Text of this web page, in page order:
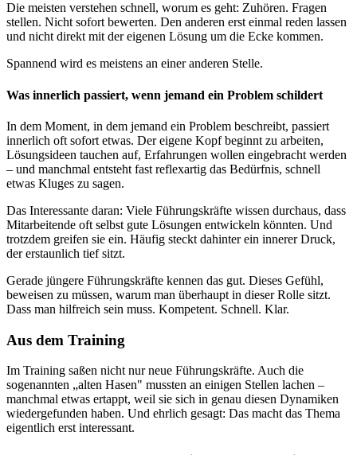
Die meisten verstehen schnell, worum es geht: Zuhören. Fragen
stellen. Nicht sofort bewerten. Den anderen erst einmal reden lassen
und nicht direkt mit der eigenen Lösung um die Ecke kommen.
Spannend wird es meistens an einer anderen Stelle.
Was innerlich passiert, wenn jemand ein Problem schildert
In dem Moment, in dem jemand ein Problem beschreibt, passiert
innerlich oft sofort etwas. Der eigene Kopf beginnt zu arbeiten,
Lösungsideen tauchen auf, Erfahrungen wollen eingebracht werden
– und manchmal entsteht fast reflexartig das Bedürfnis, schnell
etwas Kluges zu sagen.
Das Interessante daran: Viele Führungskräfte wissen durchaus, dass
Mitarbeitende oft selbst gute Lösungen entwickeln könnten. Und
trotzdem greifen sie ein. Häufig steckt dahinter ein innerer Druck,
der erstaunlich tief sitzt.
Gerade jüngere Führungskräfte kennen das gut. Dieses Gefühl,
beweisen zu müssen, warum man überhaupt in dieser Rolle sitzt.
Dass man hilfreich sein muss. Kompetent. Schnell. Klar.
Aus dem Training
Im Training saßen nicht nur neue Führungskräfte. Auch die
sogenannten „alten Hasen" mussten an einigen Stellen lachen –
manchmal etwas ertappt, weil sie sich in genau diesen Dynamiken
wiedergefunden haben. Und ehrlich gesagt: Das macht das Thema
eigentlich erst interessant.